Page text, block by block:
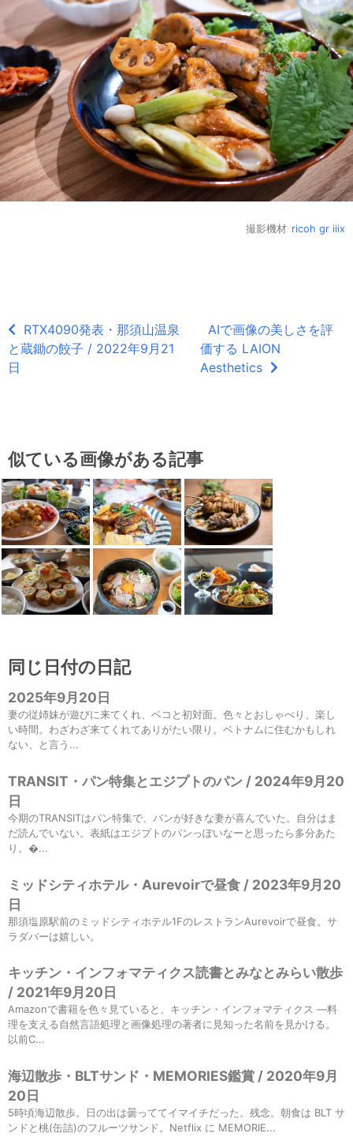
撮影機材 ricoh gr iiix
RTX4090発表・那須山温泉
と蔵鋤の餃子 / 2022年9月21
日
AIで画像の美しさを評
価する LAION
Aesthetics
似ている画像がある記事
同じ日付の日記
2025年9月20日
妻の従姉妹が遊びに来てくれ、ベコと初対面。色々とおしゃべり、楽し
い時間。わざわざ来てくれてありがたい限り。ベトナムに住むかもしれ
ない、と言う...
TRANSIT・パン特集とエジプトのパン / 2024年9月20
日
今期のTRANSITはパン特集で、パンが好きな妻が喜んでいた。自分はま
だ読んでいない。表紙はエジプトのパンっぽいなーと思ったら多分あた
り。...
ミッドシティホテル・Aurevoirで昼食 / 2023年9月20
日
那須塩原駅前のミッドシティホテル1FのレストランAurevoirで昼食。サ
ラダバーは嬉しい。
キッチン・インフォマティクス読書とみなとみらい散歩
/ 2021年9月20日
Amazonで書籍を色々見ていると、キッチン・インフォマティクス ―料
理を支える自然言語処理と画像処理の著者に見知った名前を見かける。
以前C...
海辺散歩・BLTサンド・MEMORIES鑑賞 / 2020年9月
20日
5時頃海辺散歩。日の出は曇っててイマイチだった。残念。朝食は BLT サ
ンドと桃(缶詰)のフルーツサンド。Netflix に MEMORIE...